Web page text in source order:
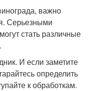
важно
Серьезными
стать различные
И если заметите
определить
к обработкам.